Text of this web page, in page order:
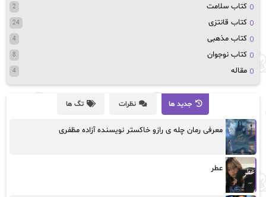
کتاب سلامت 2
کتاب قانتزی 24
کتاب مذهبی 4
کتاب نوجوان 8
مقاله 4
جدید ها نظرات تگ ها
معرفی رمان چله ی رازو خاکستر نویسنده آزاده مظفری
عطر